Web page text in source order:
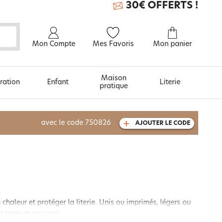
Mon Compte Mes Favoris Mon panier
30€ OFFERTS !
À découvrir aussi
Enfant
Maison
pratique
Literie
avec le code 750826 AJOUTER LE CODE
et protéger la literie. Unis ou imprimés, légers ou
et coussins.